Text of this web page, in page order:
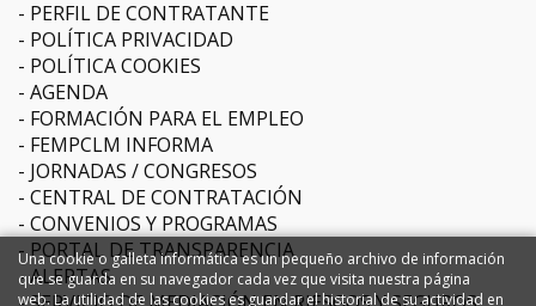
PERFIL DE CONTRATANTE
POLÍTICA PRIVACIDAD
POLÍTICA COOKIES
AGENDA
FORMACIÓN PARA EL EMPLEO
FEMPCLM INFORMA
JORNADAS / CONGRESOS
CENTRAL DE CONTRATACIÓN
CONVENIOS Y PROGRAMAS
PORTAL DE TRANSPARENCIA
ALERTAS
Una cookie o galleta informática es un pequeño archivo de información
que se guarda en su navegador cada vez que visita nuestra página
web. La utilidad de las cookies es guardar el historial de su actividad en